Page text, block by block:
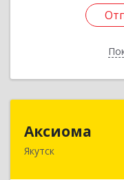
Аксиома
Якутск677000, Саха /